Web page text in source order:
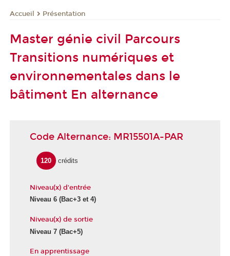
Accueil Présentation
Master génie civil Parcours
Transitions numériques et
environnementales dans le
bâtiment En alternance
Code Alternance: MR15501A-PAR
120 crédits
Niveau(x) d'entrée
Niveau 6 (Bac+3 et 4)
Niveau(x) de sortie
Niveau 7 (Bac+5)
En apprentissage